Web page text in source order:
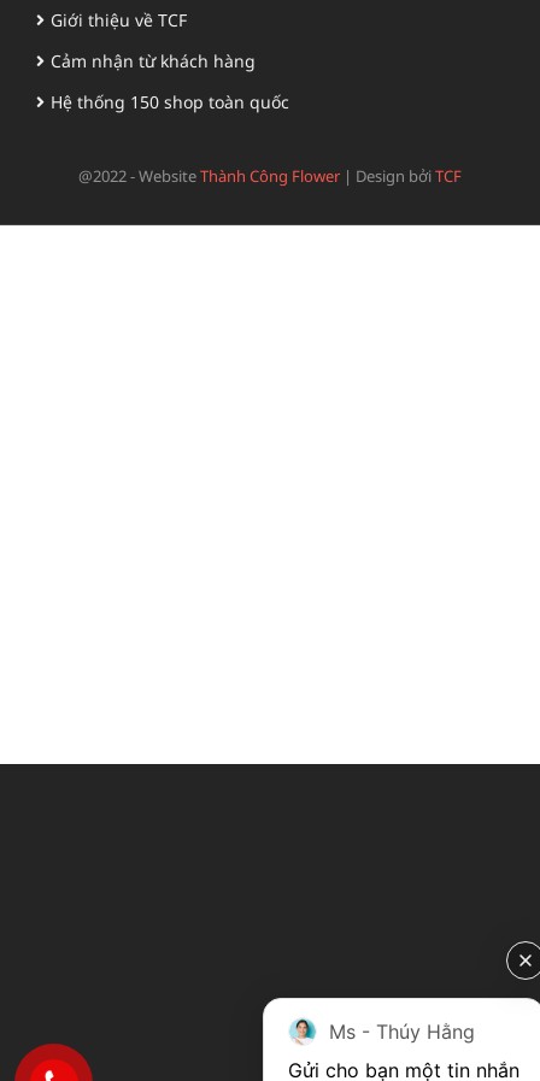
Giới thiệu về TCF
Cảm nhận từ khách hàng
Hệ thống 150 shop toàn quốc
@2022 - WebsiteThành Công Flower | Design bởiTCF
Ms - Thúy Hằng
Gửi cho bạn một tin nhắn